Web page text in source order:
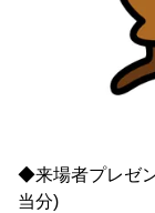
◆来場者プレゼ
当分)